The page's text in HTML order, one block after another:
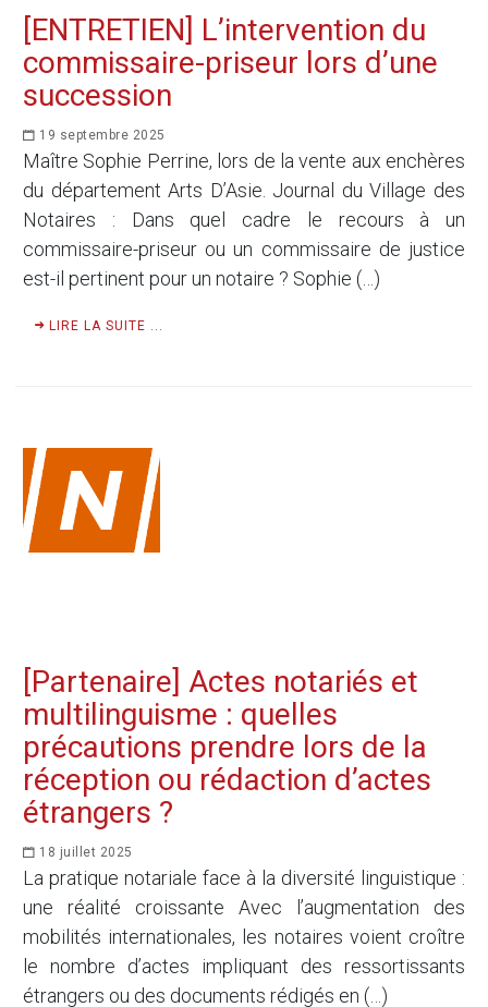
[ENTRETIEN] L’intervention du
commissaire-priseur lors d’une
succession
19 septembre 2025
Maître Sophie Perrine, lors de la vente aux enchères
du département Arts D’Asie. Journal du Village des
Notaires : Dans quel cadre le recours à un
commissaire-priseur ou un commissaire de justice
est-il pertinent pour un notaire ? Sophie (…)
LIRE LA SUITE ...
[Partenaire] Actes notariés et
multilinguisme : quelles
précautions prendre lors de la
réception ou rédaction d’actes
étrangers ?
18 juillet 2025
La pratique notariale face à la diversité linguistique :
une réalité croissante Avec l’augmentation des
mobilités internationales, les notaires voient croître
le nombre d’actes impliquant des ressortissants
étrangers ou des documents rédigés en (…)